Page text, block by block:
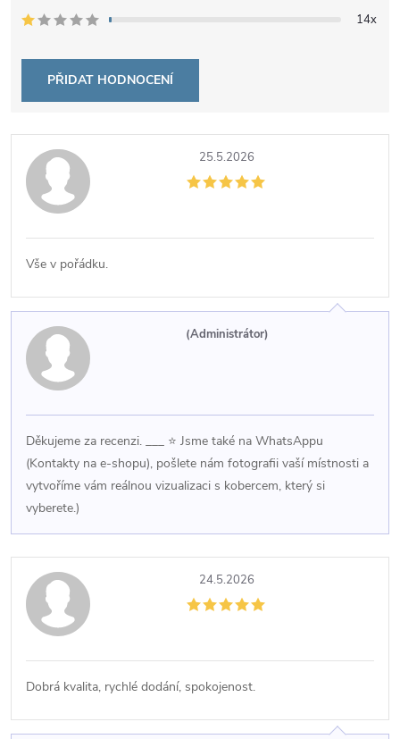
14x
PŘIDAT HODNOCENÍ
V
ý
s
h
o
d
n
o
e
n
í
25.5.2026
Vše v pořádku.
(Administrátor)
Děkujeme za recenzi. ___ ⭐ Jsme také na WhatsAppu
(Kontakty na e-shopu), pošlete nám fotografii vaší místnosti a
vytvoříme vám reálnou vizualizaci s kobercem, který si
vyberete.)
24.5.2026
Dobrá kvalita, rychlé dodání, spokojenost.